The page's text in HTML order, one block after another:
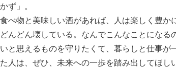
ず」。
べ物と美味しい酒があれば、人は楽しく豊
んどん壊している。なんでこんなことになる
と思えるものを守りたくて、暮らしと仕事
人は、ぜひ、未来への一歩を踏み出してほ